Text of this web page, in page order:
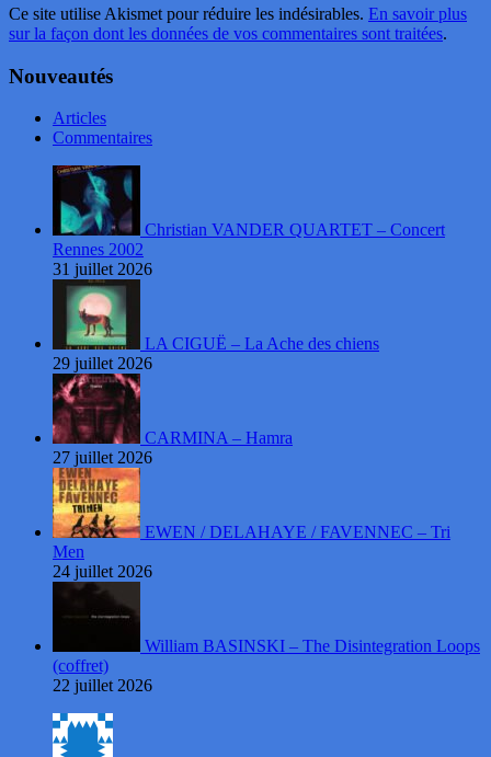
Ce site utilise Akismet pour réduire les indésirables. En savoir plus
sur la façon dont les données de vos commentaires sont traitées.
Nouveautés
Articles
Commentaires
Christian VANDER QUARTET – Concert
Rennes 2002
31 juillet 2026
LA CIGUË – La Ache des chiens
29 juillet 2026
CARMINA – Hamra
27 juillet 2026
EWEN / DELAHAYE / FAVENNEC – Tri
Men
24 juillet 2026
William BASINSKI – The Disintegration Loops
(coffret)
22 juillet 2026